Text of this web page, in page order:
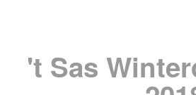
't Sas